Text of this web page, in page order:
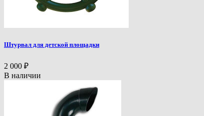
Штурвал для детской площадки
2 000 ₽
В наличии